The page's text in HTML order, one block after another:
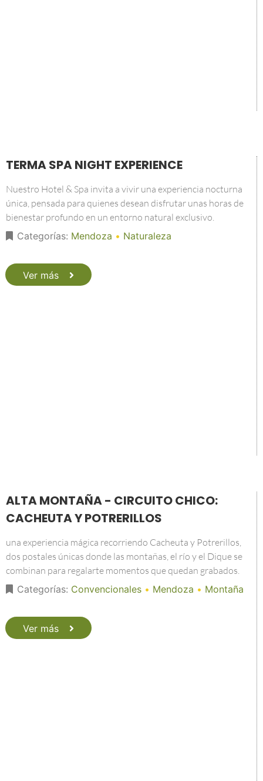
TERMA SPA NIGHT EXPERIENCE
Nuestro Hotel & Spa invita a vivir una experiencia nocturna
única, pensada para quienes desean disfrutar unas horas de
bienestar profundo en un entorno natural exclusivo.
Categorías: Mendoza • Naturaleza
Ver más
ALTA MONTAÑA - CIRCUITO CHICO:
CACHEUTA Y POTRERILLOS
una experiencia mágica recorriendo Cacheuta y Potrerillos,
dos postales únicas donde las montañas, el río y el Dique se
combinan para regalarte momentos que quedan grabados.
Categorías: Convencionales • Mendoza • Montaña
Ver más